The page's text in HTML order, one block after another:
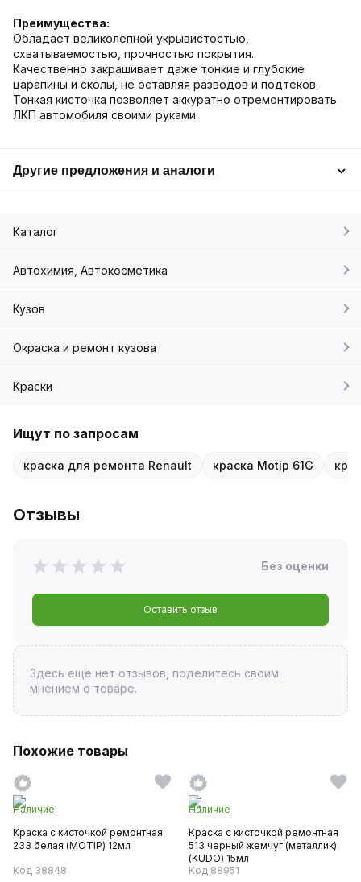
Преимущества:
Обладает великолепной укрывистостью,
схватываемостью, прочностью покрытия.
Качественно закрашивает даже тонкие и глубокие
царапины и сколы, не оставляя разводов и подтеков.
Тонкая кисточка позволяет аккуратно отремонтировать
ЛКП автомобиля своими руками.
Другие предложения и аналоги
Каталог
Автохимия, Автокосметика
Кузов
Окраска и ремонт кузова
Краски
Ищут по запросам
краска для ремонта Renault краска Motip 61G
Отзывы
Без оценки
Оставить отзыв
Здесь ещё нет отзывов, поделитесь своим
мнением о товаре.
Похожие товары
Наличие
Краска с кисточкой ремонтная
233 белая (MOTIP) 12мл
Код 38848
Наличие
Краска с кисточкой ремонтная
513 черный жемчуг (металлик)
(KUDO) 15мл
Код 88951